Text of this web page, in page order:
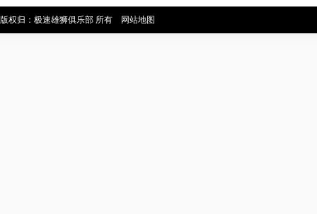
版权归：极速雄狮俱乐部 所有 网站地图